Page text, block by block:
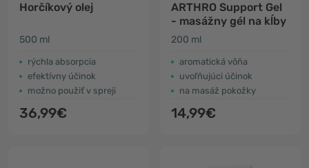
Horčíkový olej
500 ml
rýchla absorpcia
efektívny účinok
možno použiť v spreji
36,99€
ARTHRO Support Gel
- masážny gél na kĺby
200 ml
aromatická vôňa
uvoľňujúci účinok
na masáž pokožky
14,99€